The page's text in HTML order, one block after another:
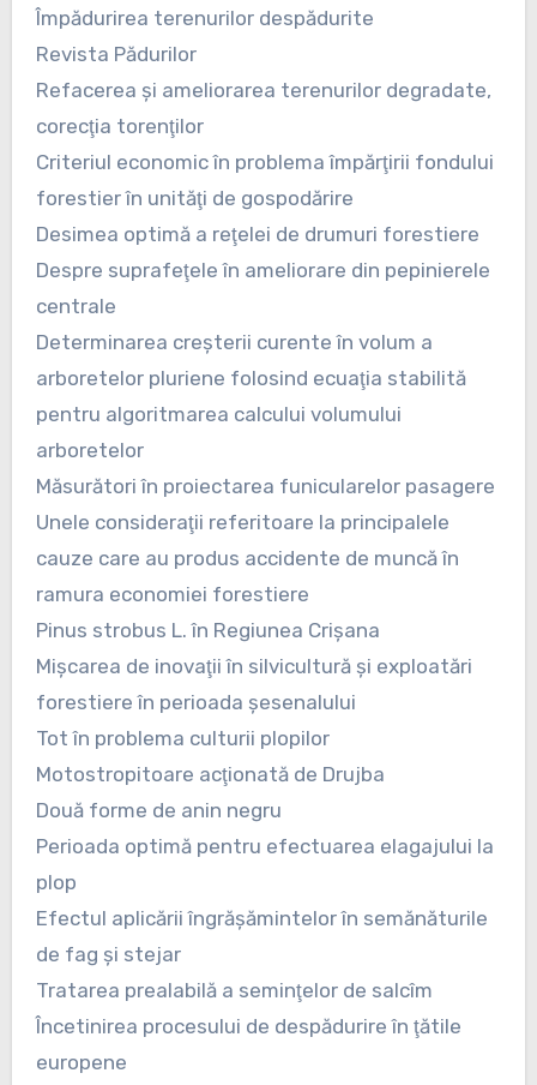
Împădurirea terenurilor despădurite
Revista Pădurilor
Refacerea şi ameliorarea terenurilor degradate,
corecţia torenţilor
Criteriul economic în problema împărţirii fondului
forestier în unităţi de gospodărire
Desimea optimă a reţelei de drumuri forestiere
Despre suprafeţele în ameliorare din pepinierele
centrale
Determinarea creşterii curente în volum a
arboretelor pluriene folosind ecuaţia stabilită
pentru algoritmarea calcului volumului
arboretelor
Măsurători în proiectarea funicularelor pasagere
Unele consideraţii referitoare la principalele
cauze care au produs accidente de muncă în
ramura economiei forestiere
Pinus strobus L. în Regiunea Crişana
Mişcarea de inovaţii în silvicultură şi exploatări
forestiere în perioada şesenalului
Tot în problema culturii plopilor
Motostropitoare acţionată de Drujba
Două forme de anin negru
Perioada optimă pentru efectuarea elagajului la
plop
Efectul aplicării îngrăşămintelor în semănăturile
de fag şi stejar
Tratarea prealabilă a seminţelor de salcîm
Încetinirea procesului de despădurire în ţătile
europene